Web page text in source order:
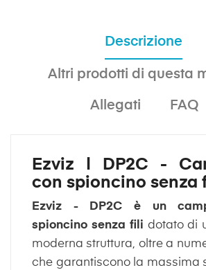
Descrizione
Altri prodotti di questa
Allegati FAQ
Ezviz | DP2C -
con spioncino senza
Ezviz - DP2C è un
spioncino senza fili dotato di
moderna struttura, oltre a
che garantiscono la massima